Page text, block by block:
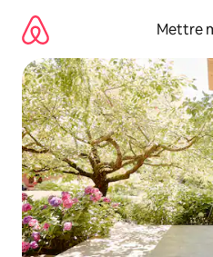
directement
contenu
Mettre